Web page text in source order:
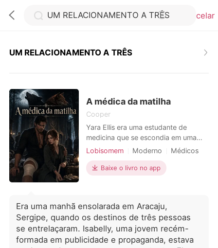
Cancelar
Loja
Histórico
Sair
UM RELACIONAMENTO A TRÊS
A médica da matilha
Cooper
Yara Ellis era uma estudante de
medicina que se escondia em uma
universidade humana, dedicando-se
Diferentemente da maioria dos
médicos, ela estava se
veterinária, com uma especialização
em zoologia. Como as matilhas
estavam constantemente em guerra,
ela sabia que nunca haveria médicos
Lobisomem Moderno
Médicos
Encantador
Alpha
Baixe o livro no app
Era uma manhã ensolarada em Aracaju,
Sergipe, quando os destinos de três pessoas
se entrelaçaram. Isabelly, uma jovem recém-
formada em publicidade e propaganda, estava